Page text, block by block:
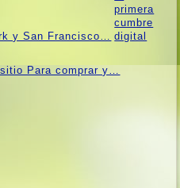
y San Francisco…
Para comprar y…